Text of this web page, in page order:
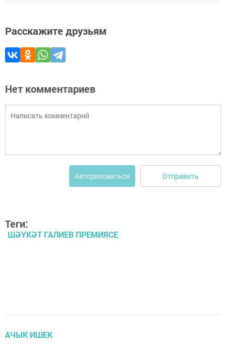
Расскажите друзьям
Нет комментариев
Авторизоваться Отправить
Теги:
ШӘҮКӘТ ГАЛИЕВ ПРЕМИЯСЕ
АЧЫК ИШЕК